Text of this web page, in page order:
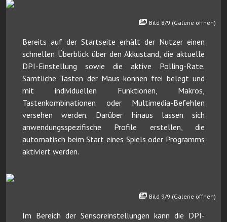
Bild 8/9 (Galerie öffnen)
Bereits auf der Startseite erhält der Nutzer einen
schnellen Überblick über den Akkustand, die aktuelle
DPI-Einstellung sowie die aktive Polling-Rate.
Sämtliche Tasten der Maus können frei belegt und
mit individuellen Funktionen, Makros,
Tastenkombinationen oder Multimedia-Befehlen
versehen werden. Darüber hinaus lassen sich
anwendungsspezifische Profile erstellen, die
automatisch beim Start eines Spiels oder Programms
aktiviert werden.
Bild 9/9 (Galerie öffnen)
Im Bereich der Sensoreinstellungen kann die DPI-